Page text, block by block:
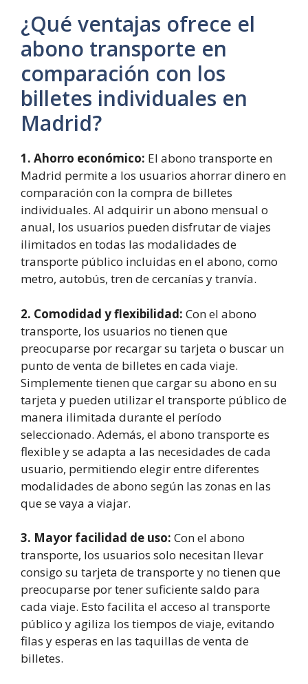
¿Qué ventajas ofrece el
abono transporte en
comparación con los
billetes individuales en
Madrid?
1. Ahorro económico: El abono transporte en
Madrid permite a los usuarios ahorrar dinero en
comparación con la compra de billetes
individuales. Al adquirir un abono mensual o
anual, los usuarios pueden disfrutar de viajes
ilimitados en todas las modalidades de
transporte público incluidas en el abono, como
metro, autobús, tren de cercanías y tranvía.
2. Comodidad y flexibilidad: Con el abono
transporte, los usuarios no tienen que
preocuparse por recargar su tarjeta o buscar un
punto de venta de billetes en cada viaje.
Simplemente tienen que cargar su abono en su
tarjeta y pueden utilizar el transporte público de
manera ilimitada durante el período
seleccionado. Además, el abono transporte es
flexible y se adapta a las necesidades de cada
usuario, permitiendo elegir entre diferentes
modalidades de abono según las zonas en las
que se vaya a viajar.
3. Mayor facilidad de uso: Con el abono
transporte, los usuarios solo necesitan llevar
consigo su tarjeta de transporte y no tienen que
preocuparse por tener suficiente saldo para
cada viaje. Esto facilita el acceso al transporte
público y agiliza los tiempos de viaje, evitando
filas y esperas en las taquillas de venta de
billetes.